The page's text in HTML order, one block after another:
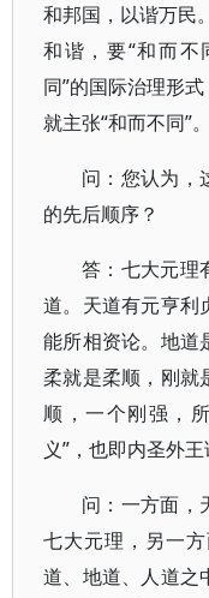
和邦国，以谐万民
和谐，要“和而不
同”的国际治理形
就主张“和而不同”。
问：您认为，
的先后顺序？
答：七大元理
道。天道有元亨利
能所相资论。地道
柔就是柔顺，刚就
顺，一个刚强，
义”，也即内圣外王
问：一方面，
七大元理，另一
道、地道、人道之